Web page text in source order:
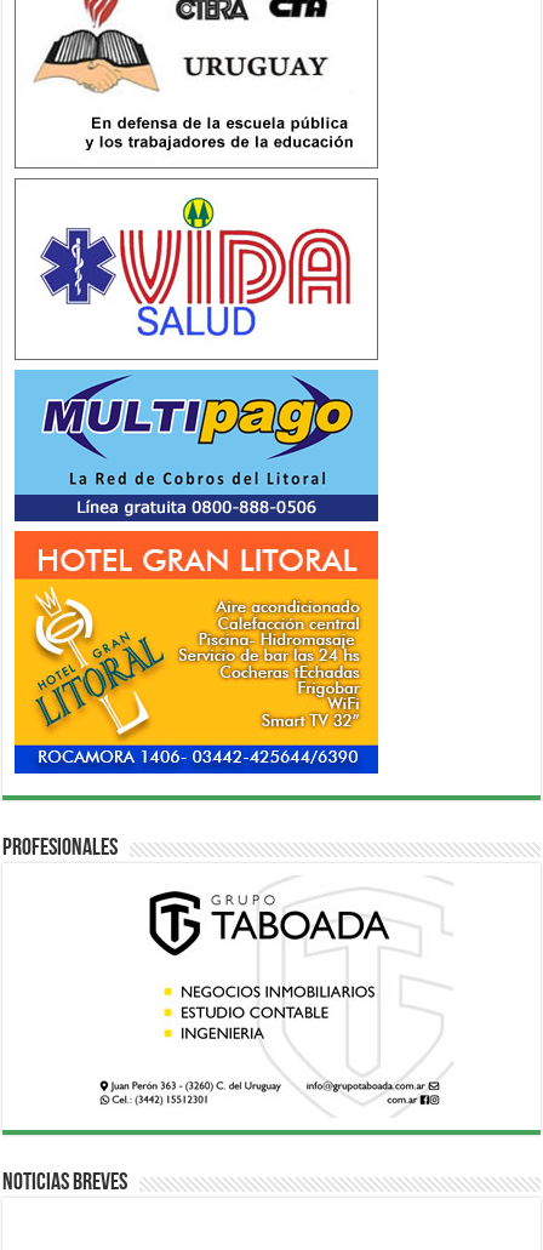
Profesionales
Noticias breves